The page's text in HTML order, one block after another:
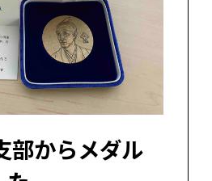
部からメダル